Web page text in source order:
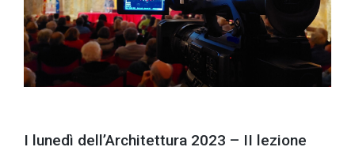
I lunedì dell’Architettura 2023 – II lezione